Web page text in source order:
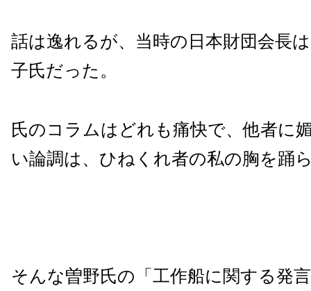
話は逸れるが、当時の日本財団会長
子氏だった。
氏のコラムはどれも痛快で、他者に
い論調は、ひねくれ者の私の胸を踊
そんな曽野氏の「工作船に関する発